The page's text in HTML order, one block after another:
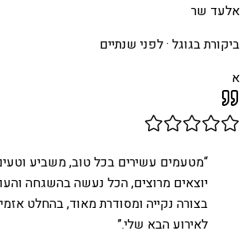
אלעד שר
ביקורת בגוגל ·לפני שנתיים
א
“מטעמים עשירים בכל טוב, משביע
יוצאים מרוצים, הכל נעשה בהשגחה
בצורה נקייה ומסודרת מאוד, בהחלט
לאירוע הבא שלי.”